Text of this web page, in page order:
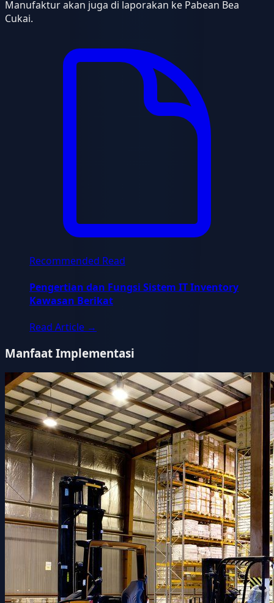
Manufaktur akan juga di laporakan ke Pabean Bea
Cukai.
Recommended Read
Pengertian dan Fungsi Sistem IT Inventory
Kawasan Berikat
Read Article →
Manfaat Implementasi